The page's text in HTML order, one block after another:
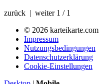
zurück | weiter 1 / 1
© 2026 karteikarte.com
Impressum
Nutzungsbedingungen
Datenschutzerklärung
Cookie-Einstellungen